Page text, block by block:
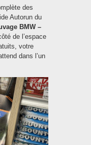
des
Autorun du
BMW –
de l’espace
votre
dans l’un